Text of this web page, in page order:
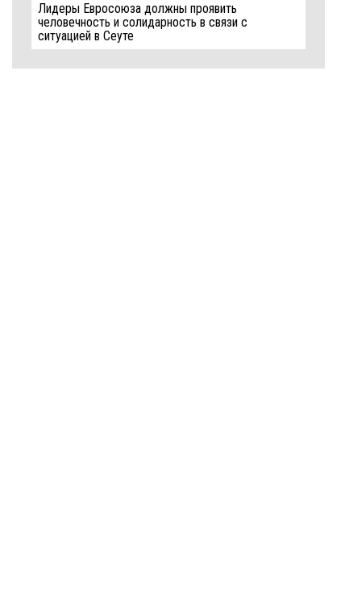
Лидеры Евросоюза должны проявить
человечность и солидарность в связи с
ситуацией в Сеуте